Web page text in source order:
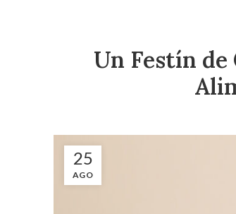
Un Festín de
25
AGO